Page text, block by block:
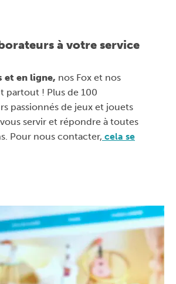
à votre service
et en ligne, nos Fox et nos
partout ! Plus de 100
passionnés de jeux et jouets
servir et répondre à toutes
Pour nous contacter, cela se